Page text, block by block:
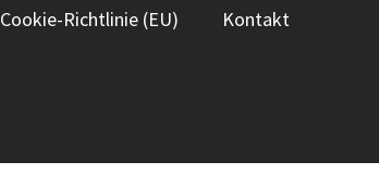
Cookie-Richtlinie (EU) Kontakt